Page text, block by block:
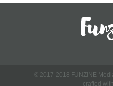
© 2017-2018 FUNZINE
crafted with